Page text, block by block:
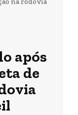
após
de